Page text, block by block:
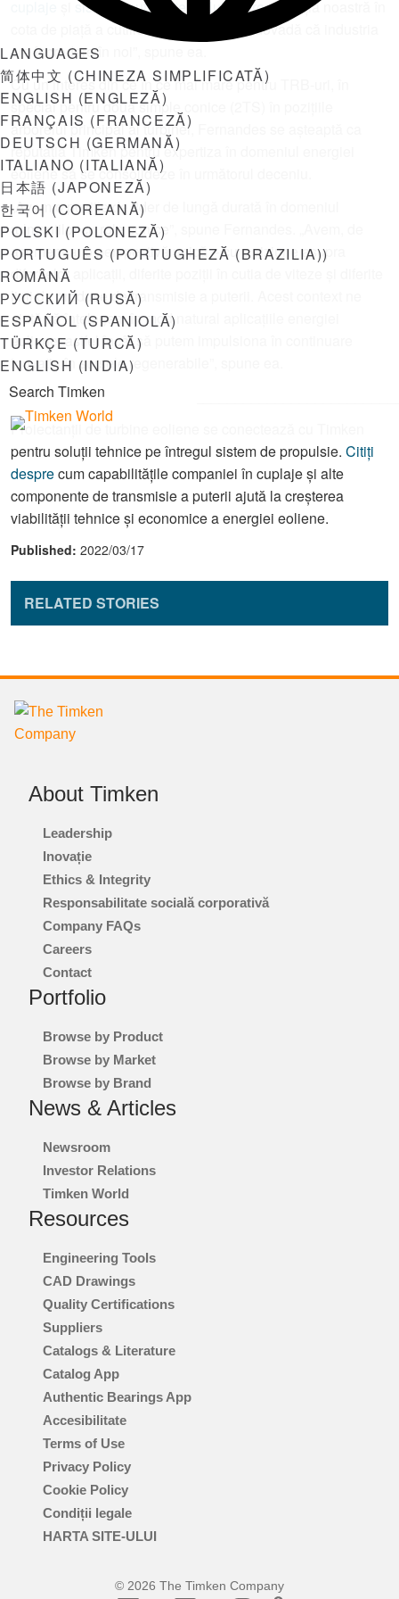
LANGUAGES
简体中文 (CHINEZA SIMPLIFICATĂ)
ENGLISH (ENGLEZĂ)
FRANÇAIS (FRANCEZĂ)
DEUTSCH (GERMANĂ)
ITALIANO (ITALIANĂ)
日本語 (JAPONEZĂ)
한국어 (COREANĂ)
POLSKI (POLONEZĂ)
PORTUGUÊS (PORTUGHEZĂ (BRAZILIA))
ROMÂNĂ
РУССКИЙ (RUSĂ)
ESPAÑOL (SPANIOLĂ)
TÜRKÇE (TURCĂ)
ENGLISH (INDIA)
sisteme automate de lubrifiere. „Poziția noastră în
cota de piață a cutiilor de viteze este o dovadă că industria
are încredere în noi”, spune ea.
Cu un interes din ce în ce mai mare pentru TRB-uri, în
special pentru două simple conice (2TS) în pozițiile
arborelui principal al turbinei, Fernandes se așteaptă ca
reputația Timken pentru expertiza în domeniul energiei
eoliene să se consolideze în următorul deceniu.
„Avem o poziție de lider de lungă durată în domeniul
rulmenților cu role conice”, spune Fernandes. „Avem, de
asemenea, o perspectivă unică – cu o viziune asupra
diferitelor aplicații, diferite poziții în cutia de viteze și diferite
linii de produse de transmisie a puterii. Acest context ne
ajută să înțelegem în mod natural aplicațiile energiei
eoliene, astfel încât să putem impulsiona în continuare
inovația în sursele regenerabile”, spune ea.
Proiectanții de turbine eoliene se conectează cu Timken
pentru soluții tehnice pe întregul sistem de propulsie. Citiți
desprecum capabilitățile companiei în cuplaje și alte
componente de transmisie a puterii ajută la creșterea
viabilității tehnice și economice a energiei eoliene.
Published: 2022/03/17
RELATED STORIES
About Timken
Leadership
Inovație
Ethics & Integrity
Responsabilitate socială corporativă
Company FAQs
Careers
Contact
Portfolio
Browse by Product
Browse by Market
Browse by Brand
News & Articles
Newsroom
Investor Relations
Timken World
Resources
Engineering Tools
CAD Drawings
Quality Certifications
Suppliers
Catalogs & Literature
Catalog App
Authentic Bearings App
Accesibilitate
Terms of Use
Privacy Policy
Cookie Policy
Condiții legale
HARTA SITE-ULUI
© 2026 The Timken Company